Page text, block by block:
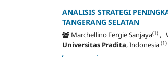
ANALISIS STRATEGI
TANGERANG SELATAN
Marchellino Fergie Sanjaya(1) ,
Universitas Pradita, Indonesia (1)